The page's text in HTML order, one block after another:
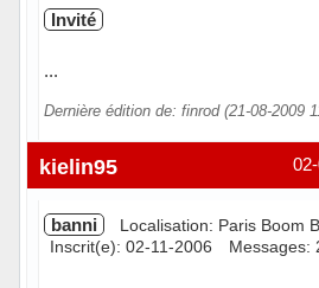
Invité
...
Dernière édition de: finrod (21-08-2009
kielin95
banni
Localisation: Paris Boom
Inscrit(e): 02-11-2006
Messages: